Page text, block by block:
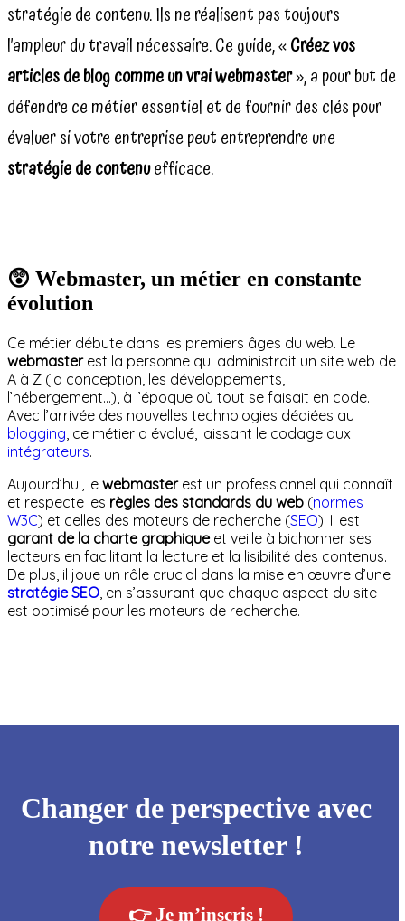
stratégie de contenu. Ils ne réalisent pas toujours
l’ampleur du travail nécessaire. Ce guide, «Créez vos
articles de blog comme un vrai webmaster», a pour but de
défendre ce métier essentiel et de fournir des clés pour
évaluer si votre entreprise peut entreprendre une
stratégie de contenuefficace.
😲 Webmaster, un métier en constante
évolution
Ce métier débute dans les premiers âges du web. Le
webmaster est la personne qui administrait un site web de
A à Z (la conception, les développements,
l’hébergement…), à l’époque où tout se faisait en code.
Avec l’arrivée des nouvelles technologies dédiées au
blogging , ce métier a évolué, laissant le codage aux
intégrateurs.
Aujourd’hui, le webmaster est un professionnel qui connaît
et respecte les règles des standards du web (normes
W3C) et celles des moteurs de recherche (SEO). Il est
garant de la charte graphiqueet veille à bichonner ses
lecteurs en facilitant la lecture et la lisibilité des contenus.
De plus, il joue un rôle crucial dans la mise en œuvre d’une
stratégie SEO , en s’assurant que chaque aspect du site
est optimisé pour les moteurs de recherche.
Changer de perspective avec
notre newsletter !
👉 Je m’inscris !